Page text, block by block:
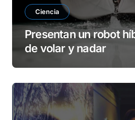
Ciencia
Presentan un robot
de volar y nadar